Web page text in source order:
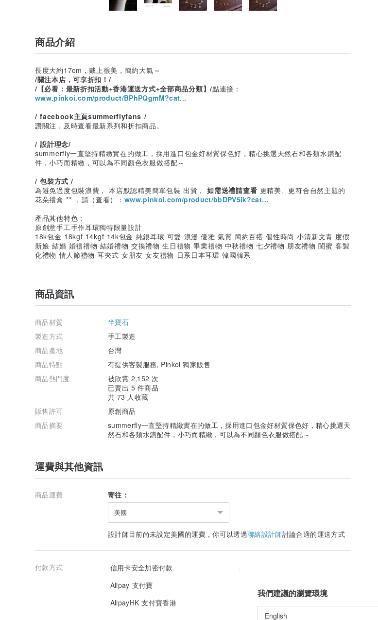
商品介紹
長度大約17cm，戴上很美，簡約大氣～
/關注本店，可享折扣！/
/【必看：最新折扣活動+香港運送方式+全部商品分類】/點連接：
www.pinkoi.com/product/BPhPQgmM?cat...
/ facebook主頁summerflyfans /
讚關注，及時查看最新系列和折扣商品。
/ 設計理念/
summerfly一直堅持精緻實在的做工，採用進口包金好材質保色好，精心挑選天然石和各類水鑽配
件，小巧而精緻，可以為不同顏色衣服做搭配～
/ 包裝方式 /
為避免過度包裝浪費， 本店默認精美簡單包裝 出貨，如需送禮請查看 更精美、更符合自然主題的
花朵禮盒 ** ，請（查看）： www.pinkoi.com/product/bbDPV5ik?cat...
產品其他特色：
原創意手工手作耳環獨特限量設計
18k包金 18kgf 14kgf 14k包金 純銀耳環 可愛 浪漫 優雅 氣質 簡約百搭 個性時尚 小清新文青 度假
新娘 結婚 婚禮禮物 結婚禮物 交換禮物 生日禮物 畢業禮物 中秋禮物 七夕禮物 朋友禮物 閨蜜 客製
化禮物 情人節禮物 耳夾式 女朋友 女友禮物 日系日本耳環 韓國韓系
商品資訊
商品材質
半寶石
製造方式
手工製造
商品產地
台灣
商品特點
有提供客製服務, Pinkoi 獨家販售
商品熱門度
被欣賞 2,152 次
已賣出 5 件商品
共 73 人收藏
販售許可
原創商品
商品摘要
summerfly一直堅持精緻實在的做工，採用進口包金好材質保色好，精心挑選天
然石和各類水鑽配件，小巧而精緻，可以為不同顏色衣服做搭配～
運費與其他資訊
商品運費 寄往：
美國
設計師目前尚未設定美國的運費，你可以透過聯絡設計師討論合適的運送方式
付款方式
信用卡安全加密付款
Alipay 支付寶
AlipayHK 支付寶香港
我們建議的瀏覽環境